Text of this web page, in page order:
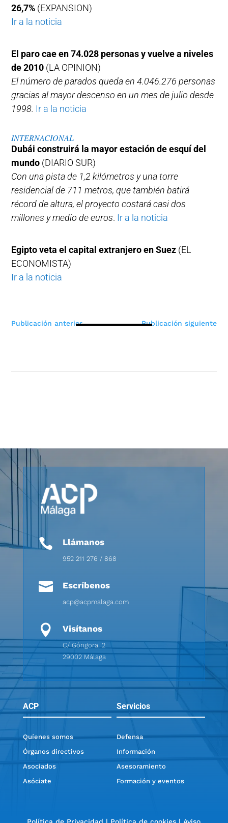
26,7% (EXPANSION)
Ir a la noticia
El paro cae en 74.028 personas y vuelve a niveles
de 2010 (LA OPINION)
El número de parados queda en 4.046.276 personas
gracias al mayor descenso en un mes de julio desde
1998. Ir a la noticia
INTERNACIONAL
Dubái construirá la mayor estación de esquí del
mundo (DIARIO SUR)
Con una pista de 1,2 kilómetros y una torre
residencial de 711 metros, que también batirá
récord de altura, el proyecto costará casi dos
millones y medio de euros. Ir a la noticia
Egipto veta el capital extranjero en Suez (EL
ECONOMISTA)
Ir a la noticia
Navegación
Publicación anterior Publicación siguiente
 Llámanos
952 211 276 / 868
 Escríbenos
acp@acpmalaga.com
 Visítanos
C/ Góngora, 2
29002 Málaga
ACP Servicios
Quíenes somos
Órganos directivos
Asociados
Asóciate
Defensa
Información
Asesoramiento
Formación y eventos